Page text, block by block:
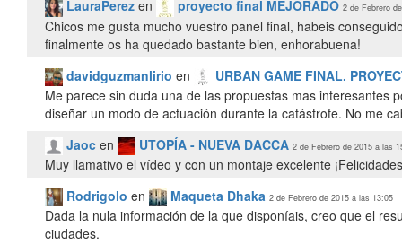
LauraPerez en proyecto final MEJORADO 2 de Febrero
Chicos me gusta mucho vuestro panel final, habeis
finalmente os ha quedado bastante bien, enhorabuena!
davidguzmanlirio en
URBAN GAME FINAL.
Me parece sin duda una de las propuestas mas interesantes
diseñar un modo de actuación durante la catástrofe. No me
Jaoc en UTOPÍA - NUEVA DACCA 2 de Febrero de 2015 a las
Muy llamativo el vídeo y con un montaje excelente
Rodrigolo en Maqueta Dhaka 2 de Febrero de 2015 a las 13:05
Dada la nula información de la que disponíais, creo que el
ciudades.